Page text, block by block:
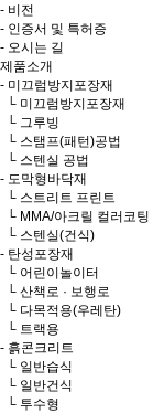
- 비전
- 인증서 및 특허증
- 오시는 길
제품소개
- 미끄럼방지포장재
└ 미끄럼방지포장재
└ 그루빙
└ 스탬프(패턴)공법
└ 스텐실 공법
- 도막형바닥재
└ 스트리트 프린트
└ MMA/아크릴 컬러코팅
└ 스텐실(건식)
- 탄성포장재
└ 어린이놀이터
└ 산책로 · 보행로
└ 다목적용(우레탄)
└ 트랙용
- 흙콘크리트
└ 일반습식
└ 일반건식
└ 투수형